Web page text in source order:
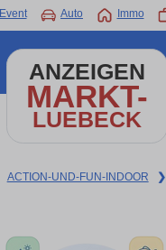
Event Auto Immo
ANZEIGEN
MARKT-
LUEBECK
ACTION-UND-FUN-INDOOR ❯